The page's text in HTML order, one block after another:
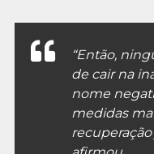
“Então,
de cair na
nome
medidas